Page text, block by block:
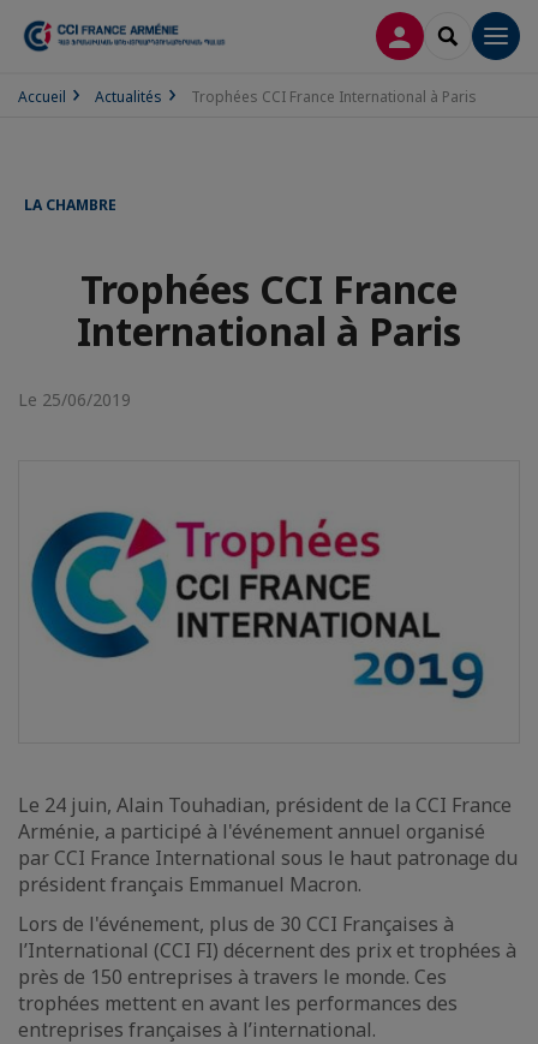
CONNEXION
Accueil Actualités Trophées CCI France International à Paris
LA CHAMBRE
Trophées CCI France
International à Paris
Le 25/06/2019
Le 24 juin, Alain Touhadian, président de la CCI France
Arménie, a participé à l'événement annuel organisé
par CCI France International sous le haut patronage du
président français Emmanuel Macron.
Lors de l'événement, plus de 30 CCI Françaises à
l’International (CCI FI) décernent des prix et trophées à
près de 150 entreprises à travers le monde. Ces
trophées mettent en avant les performances des
entreprises françaises à l’international.